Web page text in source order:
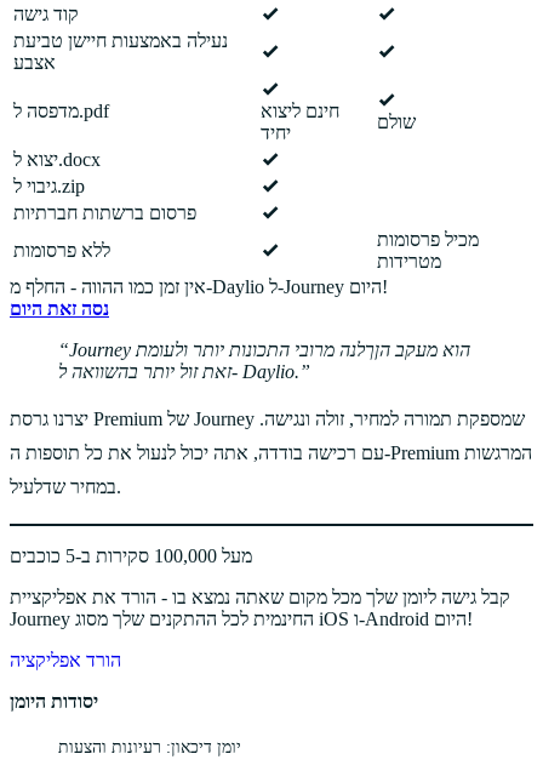
קוד גישה
נעילה באמצעות חיישן טביעת
אצבע
מדפסה ל.pdf
חינם ליצוא
יחיד
שולם
יצוא ל.docx
גיבוי ל.zip
פרסום ברשתות חברתיות
ללא פרסומות
מכיל פרסומות
מטרידות
אין זמן כמו ההווה - החלף מ-Daylio ל-Journey היום!
נסה זאת היום
Journey הוא מעקב הןךלנה מרובי התכונות יותר ולעומת
זאת זול יותר בהשוואה ל- Daylio.
יצרנו גרסת Premium של Journey שמספקת תמורה למחיר, זולה ונגישה.
עם רכישה בודדה, אתה יכול לנעול את כל תוספות ה-Premium המרגשות
במחיר שדלעיל.
מעל 100,000 סקירות ב-5 כוכבים
קבל גישה ליומן שלך מכל מקום שאתה נמצא בו - הורד את אפליקציית
Journey החינמית לכל ההתקנים שלך מסוג iOS ו-Android היום!
הורד אפליקציה
יסודות היומן
יומן דיכאון: רעיונות והצעות